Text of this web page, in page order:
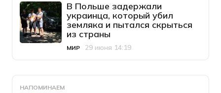
В Польше задержали
украинца, который убил
земляка и пытался скрыться
из страны
Категория
МИР
Дата публикации
29 июня 14:19
НАПОМИНАЕМ